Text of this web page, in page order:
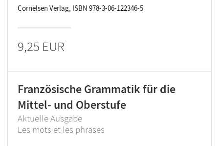
Cornelsen Verlag, ISBN 978-3-06-122346-5
9,25 EUR
Französische Grammatik für die
Mittel- und Oberstufe
Aktuelle Ausgabe
Les mots et les phrases